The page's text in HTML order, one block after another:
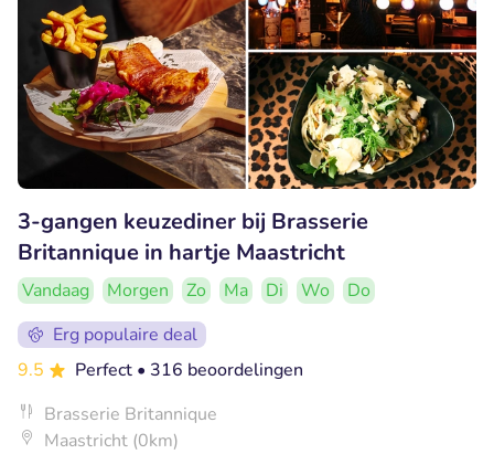
3-gangen keuzediner bij Brasserie
Britannique in hartje Maastricht
Vandaag Morgen Zo Ma Di Wo
Do
Erg populaire deal
9.5
Perfect • 316 beoordelingen
Brasserie Britannique
Maastricht (0km)